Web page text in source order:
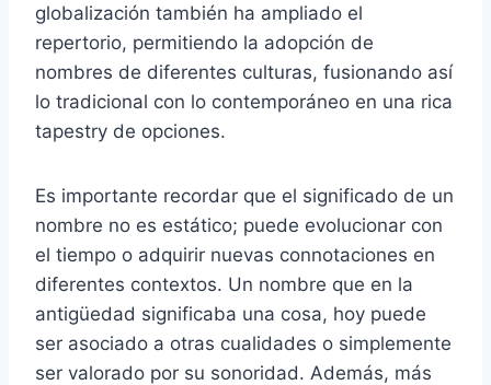
globalización también ha ampliado el
repertorio, permitiendo la adopción de
nombres de diferentes culturas, fusionando así
lo tradicional con lo contemporáneo en una rica
tapestry de opciones.
Es importante recordar que el significado de un
nombre no es estático; puede evolucionar con
el tiempo o adquirir nuevas connotaciones en
diferentes contextos. Un nombre que en la
antigüedad significaba una cosa, hoy puede
ser asociado a otras cualidades o simplemente
ser valorado por su sonoridad. Además, más